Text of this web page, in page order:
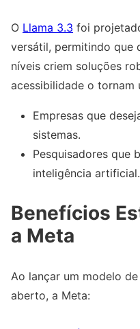
O Llama 3.3 foi
versátil, permitindo que
níveis criem soluções
acessibilidade o tornam
Empresas que
sistemas.
Pesquisadores que
inteligência artificial.
Benefícios
a Meta
Ao lançar um modelo
aberto, a Meta: